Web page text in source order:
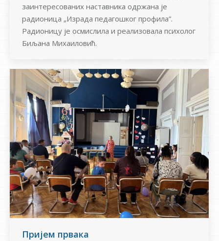
заинтересованих наставника одржана је
радионица „Израда педагошког профила”.
Радионицу је осмислила и реализовала психолог
Биљана Михаиловић.
Пријем првака